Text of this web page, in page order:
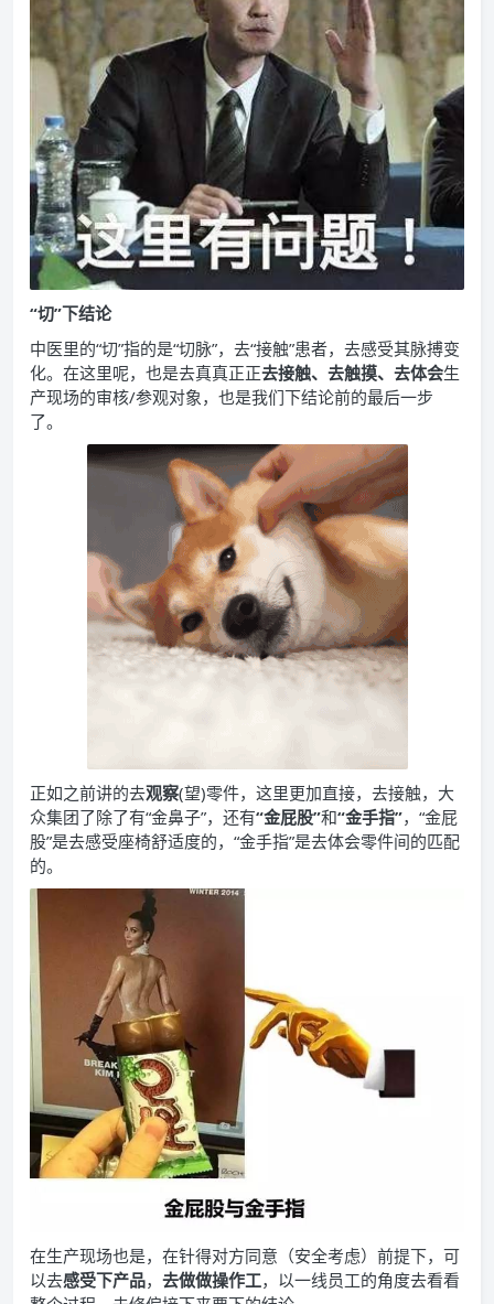
“切”下结论
中医里的“切”指的是“切脉”，去“接触”患者，去感受其脉搏变
化。在这里呢，也是去真真正正去接触、去触摸、去体会生
产现场的审核/参观对象，也是我们下结论前的最后一步
了。
正如之前讲的去观察(望)零件，这里更加直接，去接触，大
众集团了除了有“金鼻子”，还有“金屁股”和“金手指”，“金屁
股”是去感受座椅舒适度的，“金手指”是去体会零件间的匹配
的。
在生产现场也是，在针得对方同意（安全考虑）前提下，可
以去感受下产品， 去做做操作工，以一线员工的角度去看看